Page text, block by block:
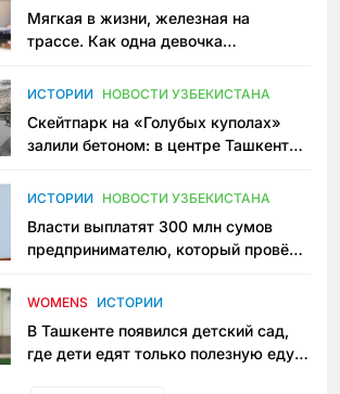
Мягкая в жизни, железная на
трассе. Как одна девочка
Узбекистане
ИСТОРИИ НОВОСТИ УЗБЕКИСТАНА
Скейтпарк на «Голубых куполах»
залили бетоном: в центре Ташкента
пространство
ИСТОРИИ НОВОСТИ УЗБЕКИСТАНА
Власти выплатят 300 млн сумов
предпринимателю, который провёл
приговору
WOMENS ИСТОРИИ
В Ташкенте появился детский сад,
где дети едят только полезную еду.